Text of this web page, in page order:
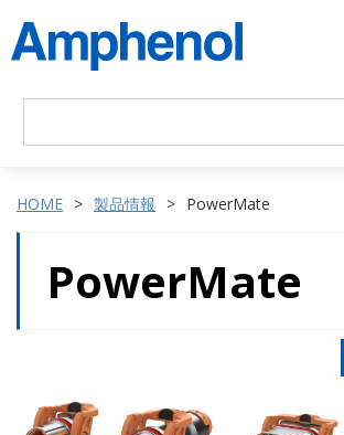
HOME 製品情報 PowerMate
PowerMate